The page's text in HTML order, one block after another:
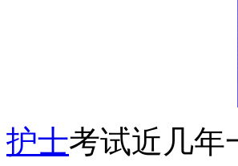
护士考试近几年